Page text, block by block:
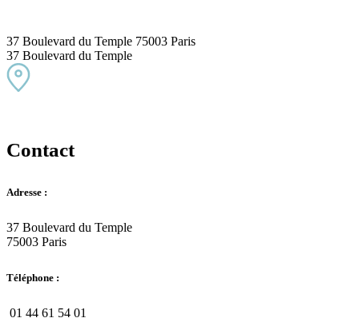
37 Boulevard du Temple 75003 Paris
37 Boulevard du Temple
Contact
Adresse :
37 Boulevard du Temple
75003 Paris
Téléphone :
01 44 61 54 01